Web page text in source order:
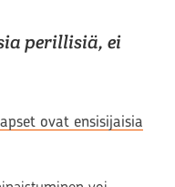
perillisiä, ei
ovat ensisijaisia